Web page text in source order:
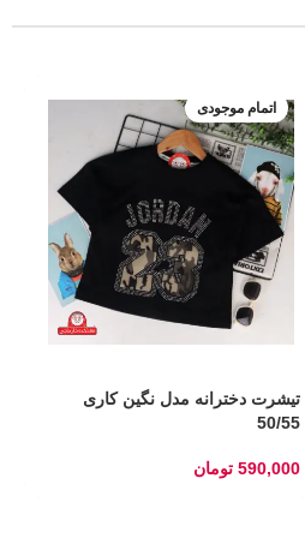
اتمام موجودی
تیشرت دخترانه مدل نگین کاری
50/55
590,000 تومان